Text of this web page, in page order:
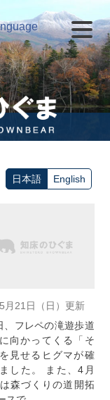
▼
日本語 English
月21日（日）更新
、フレペの滝遊歩道
向かってくる「そ
見せるヒグマが確
した。 また、4月
森づくりの道開拓